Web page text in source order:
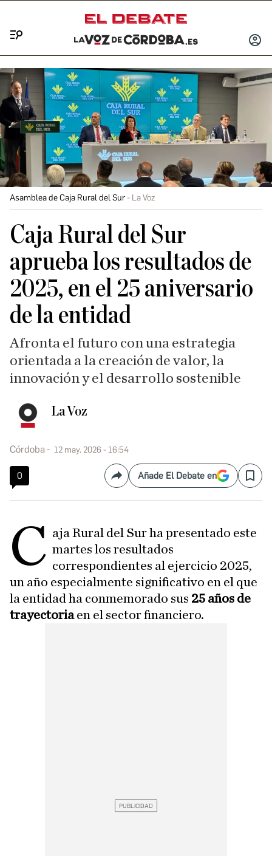
INICIAR
Asamblea de Caja Rural del Sur La Voz
Caja Rural del Sur
aprueba los resultados de
2025, en el 25 aniversario
de la entidad
Afronta el futuro con una estrategia
orientada a la creación de valor, la
innovación y el desarrollo sostenible
La Voz
Córdoba 12 may. 2026 - 16:54
0 CompartirAñade El Debate en Save
C aja Rural del Sur ha presentado este
martes los resultados
correspondientes al ejercicio 2025,
un año especialmente significativo en el que
la entidad ha conmemorado sus 25 años de
trayectoriaen el sector financiero.